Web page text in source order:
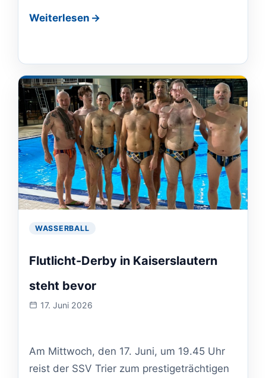
Weiterlesen
WASSERBALL
Flutlicht-Derby in Kaiserslautern
steht bevor
Veranstaltung
17. Juni 2026
Am Mittwoch, den 17. Juni, um 19.45 Uhr
reist der SSV Trier zum prestigeträchtigen